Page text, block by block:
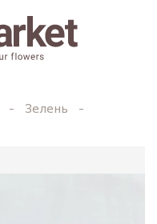
Зелень